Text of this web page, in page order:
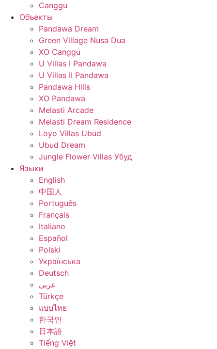
Canggu
Объекты
Pandawa Dream
Green Village Nusa Dua
XO Canggu
U Villas I Pandawa
U Villas II Pandawa
Pandawa Hills
XO Pandawa
Melasti Arcade
Melasti Dream Residence
Loyo Villas Ubud
Ubud Dream
Jungle Flower Villas Убуд
Языки
English
中国人
Português
Français
Italiano
Español
Polski
Українська
Deutsch
عربي
Türkçe
แบบไทย
한국인
日本語
Tiếng Việt